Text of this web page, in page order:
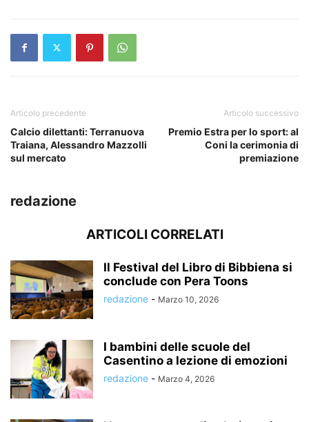
Articolo precedente
Calcio dilettanti: Terranuova
Traiana, Alessandro Mazzolli
sul mercato
Articolo successivo
Premio Estra per lo sport: al
Coni la cerimonia di
premiazione
redazione
ARTICOLI CORRELATI
Il Festival del Libro di Bibbiena si
conclude con Pera Toons
redazione - Marzo 10, 2026
I bambini delle scuole del
Casentino a lezione di emozioni
redazione - Marzo 4, 2026